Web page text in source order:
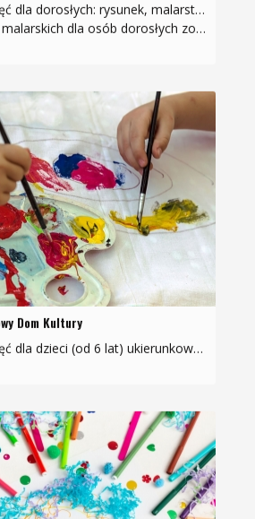
W programie zajęć dla dorosłych: rysunek, malarstwo sztalugowe (olej, akryl, tempera).
dorosłych zobowiązani są zaopatrzyć się we własnym zakresie w…
Dom Kultury
W programie zajęć dla dzieci (od 6 lat) ukierunkowanych na rozwój kreatywności i wyobraźni: poznawanie technik plastycznych (malarstwo, rysunek, techniki mieszane, kolaż, monotypia, pastel),